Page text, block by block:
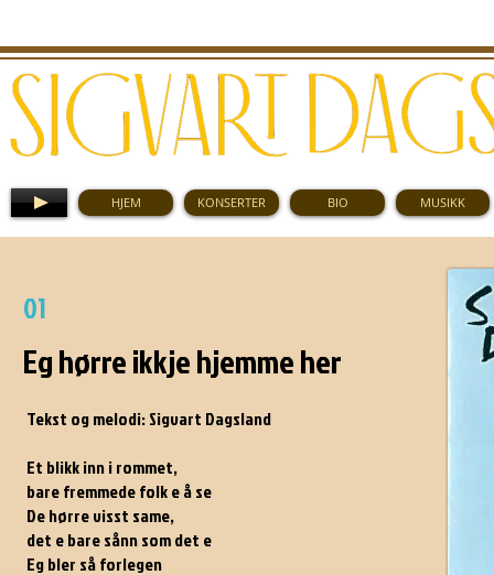
HJEM KONSERTER BIO MUSIKK
01
Eg hørre ikkje hjemme her
Tekst og melodi: Sigvart Dagsland
Et blikk inn i rommet,
bare fremmede folk e å se
De hørre visst same,
det e bare sånn som det e
Eg bler så forlegen